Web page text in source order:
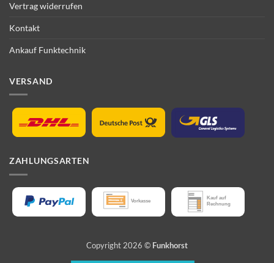
Vertrag widerrufen
Kontakt
Ankauf Funktechnik
VERSAND
ZAHLUNGSARTEN
Copyright 2026 © Funkhorst